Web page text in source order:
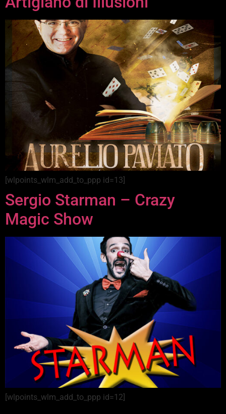
[wlpoints_wlm_add_to_ppp id=13]
Sergio Starman – Crazy
Magic Show
[wlpoints_wlm_add_to_ppp id=12]